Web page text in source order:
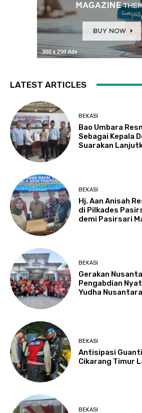
LATEST ARTICLES
BEKASI
Bao Umbara
Sebagai Kepala
Suarakan
BEKASI
Hj. Aan Anisah
di Pilkades
demi Pasirsari
BEKASI
Gerakan
Pengabdian
Yudha
BEKASI
Antisipasi
Cikarang Timur
BEKASI